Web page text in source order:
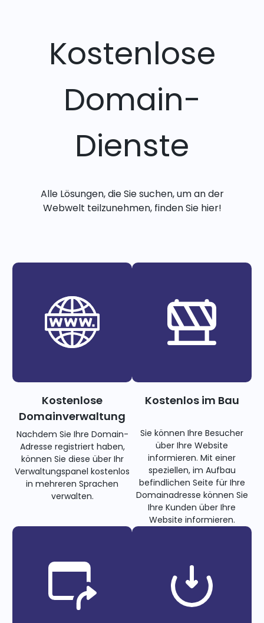
Kostenlose
Domain-
Dienste
Alle Lösungen, die Sie suchen, um an der
Webwelt teilzunehmen, finden Sie hier!
Kostenlose
Domainverwaltung
Nachdem Sie Ihre Domain-
Adresse registriert haben,
können Sie diese über Ihr
Verwaltungspanel kostenlos
in mehreren Sprachen
verwalten.
Kostenlos im Bau
Sie können Ihre Besucher
über Ihre Website
informieren. Mit einer
speziellen, im Aufbau
befindlichen Seite für Ihre
Domainadresse können Sie
Ihre Kunden über Ihre
Website informieren.